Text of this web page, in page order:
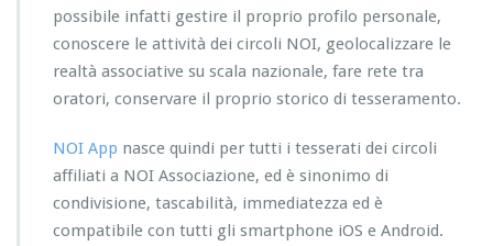
possibile infatti gestire il proprio profilo personale,
conoscere le attività dei circoli NOI, geolocalizzare le
realtà associative su scala nazionale, fare rete tra
oratori, conservare il proprio storico di tesseramento.
NOI App nasce quindi per tutti i tesserati dei circoli
affiliati a NOI Associazione, ed è sinonimo di
condivisione, tascabilità, immediatezza ed è
compatibile con tutti gli smartphone iOS e Android.